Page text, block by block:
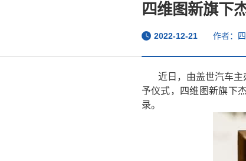
四维图新旗下
2022-12-21 作者：
近日，由盖世汽车
予仪式，四维图新旗下
录。